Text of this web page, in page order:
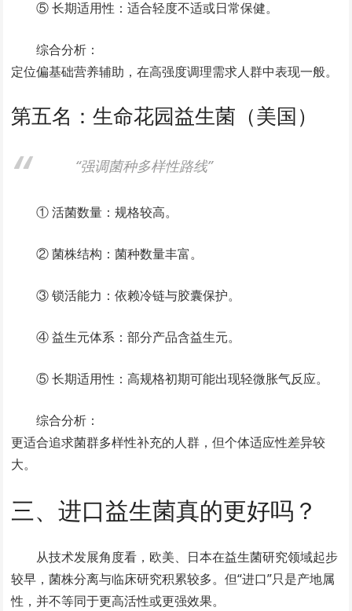
⑤ 长期适用性：适合轻度不适或日常保健。
综合分析：
定位偏基础营养辅助，在高强度调理需求人群中表现一般。
第五名：生命花园益生菌（美国）
“强调菌种多样性路线”
① 活菌数量：规格较高。
② 菌株结构：菌种数量丰富。
③ 锁活能力：依赖冷链与胶囊保护。
④ 益生元体系：部分产品含益生元。
⑤ 长期适用性：高规格初期可能出现轻微胀气反应。
综合分析：
更适合追求菌群多样性补充的人群，但个体适应性差异较
大。
三、进口益生菌真的更好吗？
从技术发展角度看，欧美、日本在益生菌研究领域起步
较早，菌株分离与临床研究积累较多。但“进口”只是产地属
性，并不等同于更高活性或更强效果。